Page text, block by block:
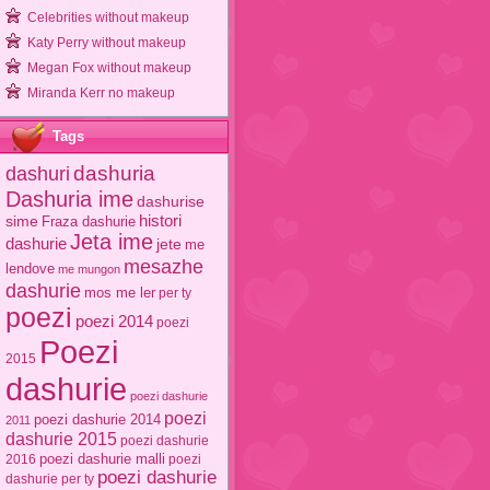
Celebrities without makeup
Katy Perry without makeup
Megan Fox without makeup
Miranda Kerr no makeup
Tags
dashuridashuria
Dashuria imedashurise
sime Fraza dashurie histori
dashurieJeta ime jete me
lendove me mungon mesazhe
dashurie mos me ler per ty
poezi poezi 2014 poezi
2015 Poezi
dashurie poezi dashurie
2011 poezi dashurie 2014 poezi
dashurie 2015 poezi dashurie
2016 poezi dashurie malli poezi
dashurie per ty poezi dashurie